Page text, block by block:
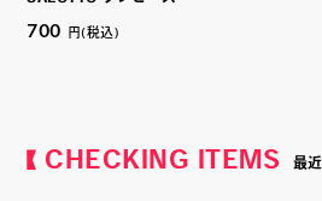
700 円(税込)
CHECKING ITEMS 最